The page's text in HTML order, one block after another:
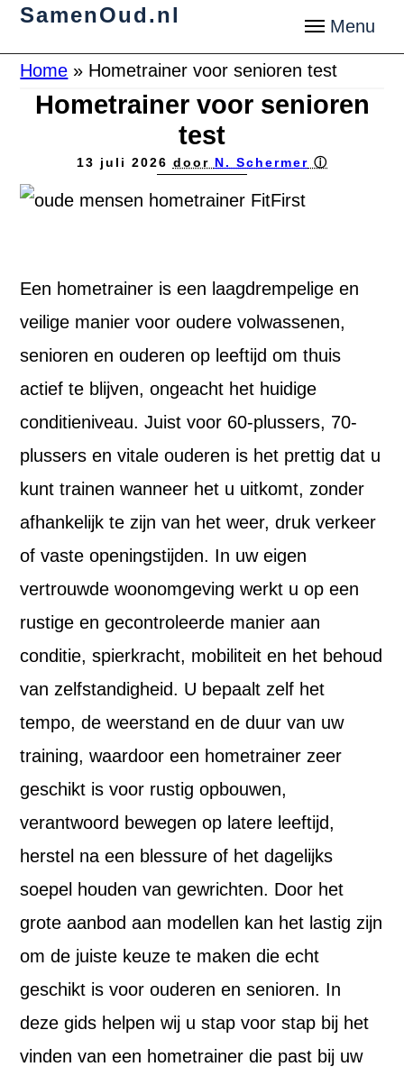
SamenOud.nl
Home » Hometrainer voor senioren test
Hometrainer voor senioren
test
13 juli 2026 door N. Schermer ⓘ
Een hometrainer is een laagdrempelige en
veilige manier voor oudere volwassenen,
senioren en ouderen op leeftijd om thuis
actief te blijven, ongeacht het huidige
conditieniveau. Juist voor 60-plussers, 70-
plussers en vitale ouderen is het prettig dat u
kunt trainen wanneer het u uitkomt, zonder
afhankelijk te zijn van het weer, druk verkeer
of vaste openingstijden. In uw eigen
vertrouwde woonomgeving werkt u op een
rustige en gecontroleerde manier aan
conditie, spierkracht, mobiliteit en het behoud
van zelfstandigheid. U bepaalt zelf het
tempo, de weerstand en de duur van uw
training, waardoor een hometrainer zeer
geschikt is voor rustig opbouwen,
verantwoord bewegen op latere leeftijd,
herstel na een blessure of het dagelijks
soepel houden van gewrichten. Door het
grote aanbod aan modellen kan het lastig zijn
om de juiste keuze te maken die echt
geschikt is voor ouderen en senioren. In
deze gids helpen wij u stap voor stap bij het
vinden van een hometrainer die past bij uw